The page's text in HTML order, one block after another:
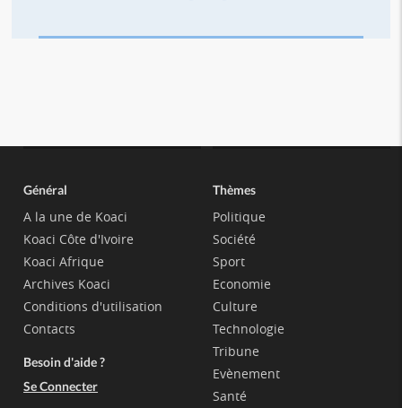
Général
A la une de Koaci
Koaci Côte d'Ivoire
Koaci Afrique
Archives Koaci
Conditions d'utilisation
Contacts
Besoin d'aide ?
Se Connecter
Thèmes
Politique
Société
Sport
Economie
Culture
Technologie
Tribune
Evènement
Santé